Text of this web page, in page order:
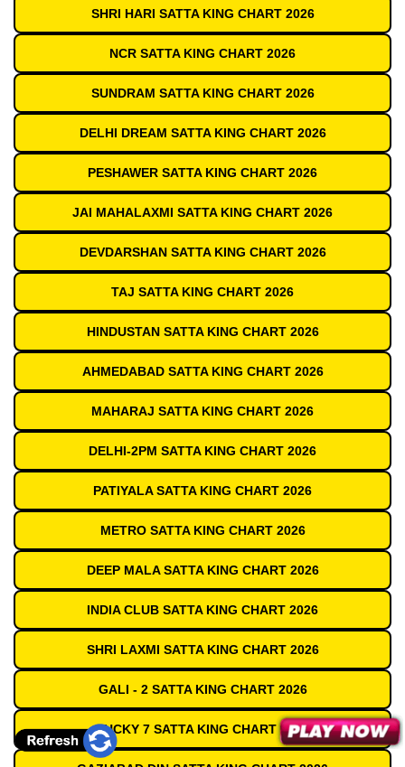
SHRI HARI SATTA KING CHART 2026
NCR SATTA KING CHART 2026
SUNDRAM SATTA KING CHART 2026
DELHI DREAM SATTA KING CHART 2026
PESHAWER SATTA KING CHART 2026
JAI MAHALAXMI SATTA KING CHART 2026
DEVDARSHAN SATTA KING CHART 2026
TAJ SATTA KING CHART 2026
HINDUSTAN SATTA KING CHART 2026
AHMEDABAD SATTA KING CHART 2026
MAHARAJ SATTA KING CHART 2026
DELHI-2PM SATTA KING CHART 2026
PATIYALA SATTA KING CHART 2026
METRO SATTA KING CHART 2026
DEEP MALA SATTA KING CHART 2026
INDIA CLUB SATTA KING CHART 2026
SHRI LAXMI SATTA KING CHART 2026
GALI - 2 SATTA KING CHART 2026
LUCKY 7 SATTA KING CHART 2026